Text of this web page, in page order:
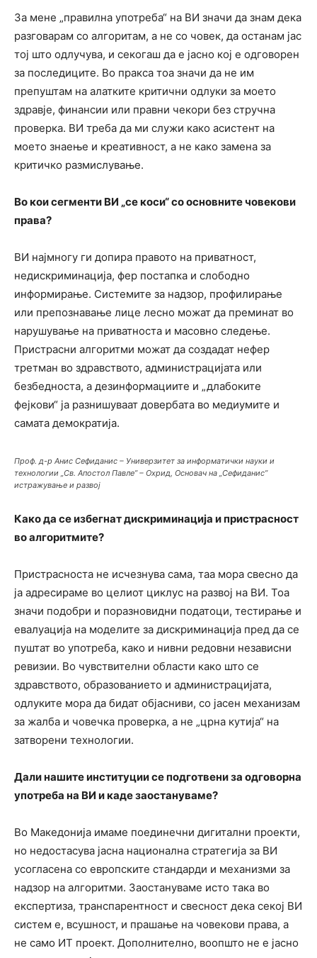
За мене „правилна употреба“ на ВИ значи да знам дека
разговарам со алгоритам, а не со човек, да останам јас
тој што одлучува, и секогаш да е јасно кој е одговорен
за последиците. Во пракса тоа значи да не им
препуштам на алатките критични одлуки за моето
здравје, финансии или правни чекори без стручна
проверка. ВИ треба да ми служи како асистент на
моето знаење и креативност, а не како замена за
критичко размислување.
Во кои сегменти ВИ „се коси“ со основните човекови
права?
ВИ најмногу ги допира правото на приватност,
недискриминација, фер постапка и слободно
информирање. Системите за надзор, профилирање
или препознавање лице лесно можат да преминат во
нарушување на приватноста и масовно следење.
Пристрасни алгоритми можат да создадат нефер
третман во здравството, администрацијата или
безбедноста, а дезинформациите и „длабоките
фејкови“ ја разнишуваат довербата во медиумите и
самата демократија.
Проф. д-р Анис Сефиданис – Универзитет за информатички науки и
технологии „Св. Апостол Павле” – Охрид, Основач на „Сефиданис”
истражување и развој
Како да се избегнат дискриминација и пристрасност
во алгоритмите?
Пристрасноста не исчезнува сама, таа мора свесно да
ја адресираме во целиот циклус на развој на ВИ. Тоа
значи подобри и поразновидни податоци, тестирање и
евалуација на моделите за дискриминација пред да се
пуштат во употреба, како и нивни редовни независни
ревизии. Во чувствителни области како што се
здравството, образованието и администрацијата,
одлуките мора да бидат објасниви, со јасен механизам
за жалба и човечка проверка, а не „црна кутија“ на
затворени технологии.
Дали нашите институции се подготвени за одговорна
употреба на ВИ и каде заостануваме?
Во Македонија имаме поединечни дигитални проекти,
но недостасува јасна национална стратегија за ВИ
усогласена со европските стандарди и механизми за
надзор на алгоритми. Заостануваме исто така во
експертиза, транспарентност и свесност дека секој ВИ
систем е, всушност, и прашање на човекови права, а
не само ИТ проект. Дополнително, воопшто не е јасно